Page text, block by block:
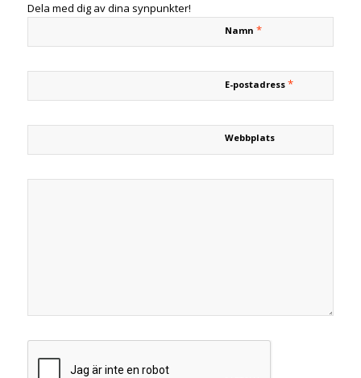
Dela med dig av dina synpunkter!
Namn *
E-postadress *
Webbplats